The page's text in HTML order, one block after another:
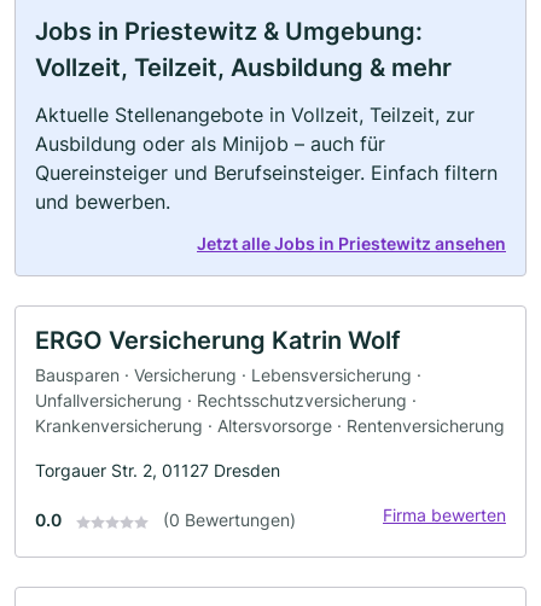
Jobs in Priestewitz & Umgebung:
Vollzeit, Teilzeit, Ausbildung & mehr
Aktuelle Stellenangebote in Vollzeit, Teilzeit, zur
Ausbildung oder als Minijob – auch für
Quereinsteiger und Berufseinsteiger. Einfach filtern
und bewerben.
Jetzt alle Jobs in Priestewitz ansehen
ERGO Versicherung Katrin Wolf
Bausparen · Versicherung · Lebensversicherung ·
Unfallversicherung · Rechtsschutzversicherung ·
Krankenversicherung · Altersvorsorge · Rentenversicherung
Torgauer Str. 2, 01127 Dresden
0.0 (0 Bewertungen) Firma bewerten